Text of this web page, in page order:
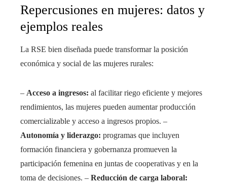
Repercusiones en mujeres: datos y
ejemplos reales
La RSE bien diseñada puede transformar la posición
económica y social de las mujeres rurales:
– Acceso a ingresos: al facilitar riego eficiente y mejores
rendimientos, las mujeres pueden aumentar producción
comercializable y acceso a ingresos propios. –
Autonomía y liderazgo: programas que incluyen
formación financiera y gobernanza promueven la
participación femenina en juntas de cooperativas y en la
toma de decisiones. – Reducción de carga laboral: